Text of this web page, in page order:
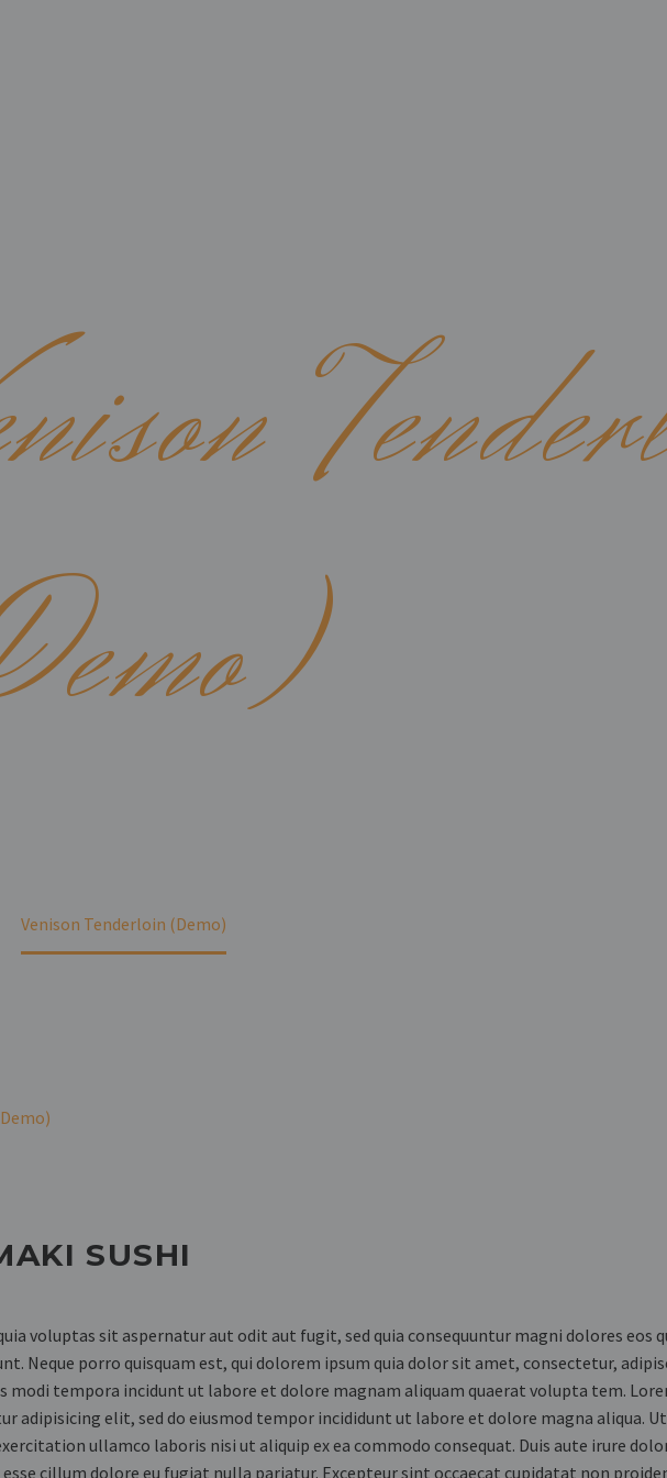
Venison Tenderloin (Demo)
SUSHI
voluptas sit aspernatur aut odit aut fugit, sed quia consequuntur magni dolores eos
Neque porro quisquam est, qui dolorem ipsum quia dolor sit amet, consectetur,
modi tempora incidunt ut labore et dolore magnam aliquam quaerat volupta tem.
adipisicing elit, sed do eiusmod tempor incididunt ut labore et dolore magna aliqua.
ullamco laboris nisi ut aliquip ex ea commodo consequat. Duis aute irure
cillum dolore eu fugiat nulla pariatur. Excepteur sint occaecat cupidatat non